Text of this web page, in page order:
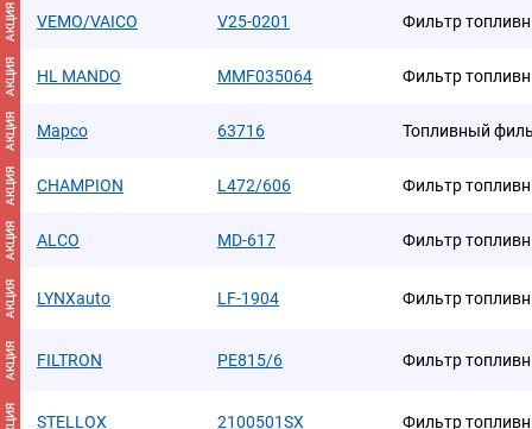
АКЦИЯ VEMO/VAICO V25-0201 Фильтр
АКЦИЯ HL MANDO MMF035064 Фильтр
АКЦИЯ Mapco 63716 Топливный
АКЦИЯ CHAMPION L472/606 Фильтр
АКЦИЯ ALCO MD-617 Фильтр
АКЦИЯ LYNXauto LF-1904 Фильтр
АКЦИЯ FILTRON PE815/6 Фильтр
STELLOX 2100501SX Фильтр